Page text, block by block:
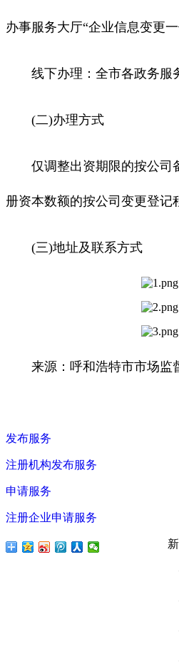
办事服务大厅“企业信息变更
线下办理：全市各政务服
(二)办理方式
仅调整出资期限的按公司
册资本数额的按公司变更登记
(三)地址及联系方式
来源：呼和浩特市市场监
发布服务
注册机构发布服务
申请服务
注册企业申请服务